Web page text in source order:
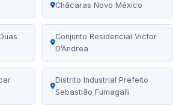
Chácaras Novo México
Conjunto Residencial Victor
D’Andrea
Distrito Industrial Prefeito
Sebastião Fumagalli